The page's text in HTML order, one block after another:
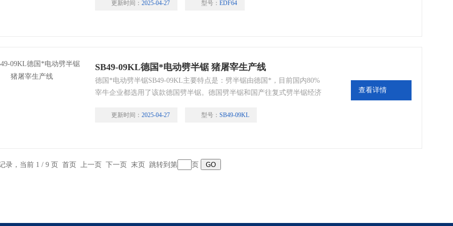
要是为刀头提供动能因为刀头是旋转刀头这样在切割猪酮体的过程中既方
更新时间： 2025-04-27 型号： EDF64
SB49-09KL德国*电动劈半锯 猪屠宰生产线
德国*电动劈半锯SB49-09KL主要特点是：劈半锯由德国*，目前国内80%
宰牛企业都选用了该款德国劈半锯。德国劈半锯和国产往复式劈半锯经济
更新时间： 2025-04-27 型号： SB49-09KL
查看详情
录，当前 1 / 9 页 首页 上一页 下一页 末页 跳转到第 页